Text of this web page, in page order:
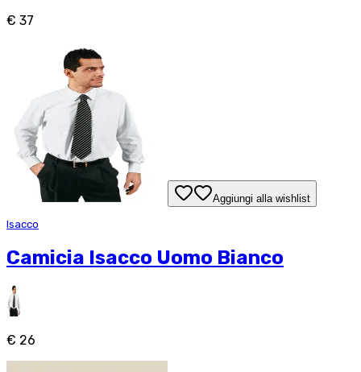
€ 37
Aggiungi alla wishlist
Isacco
Camicia Isacco Uomo Bianco
€ 26